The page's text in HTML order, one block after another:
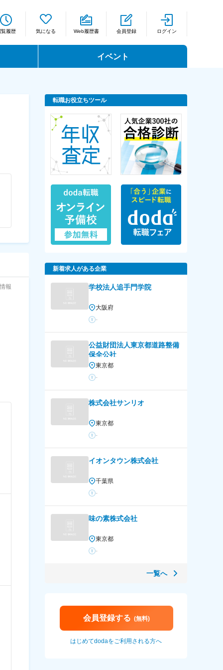
覧履歴 気になる Web履歴書 会員登録 ログイン
イベント
報
転職お役立ちツール
新着求人がある企業
学校法人追手門学院
大阪府
-
公益財団法人東京都道路整備
保全公社
東京都
-
株式会社サンリオ
東京都
-
イオンタウン株式会社
千葉県
-
味の素株式会社
東京都
-
一覧へ
会員登録する (無料)
はじめてdodaをご利用される方へ